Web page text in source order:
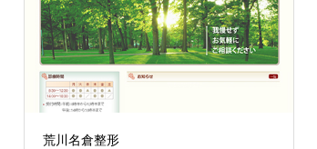
荒川名倉整形